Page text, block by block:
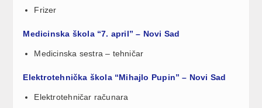
Frizer
Medicinska škola “7. april” – Novi Sad
Medicinska sestra – tehničar
Elektrotehnička škola “Mihajlo Pupin” – Novi Sad
Elektrotehničar računara